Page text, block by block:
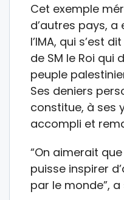
Cet exemple
d’autres pays,
l’IMA, qui s’est
de SM le Roi qui
peuple
Ses deniers
constitue, à ses
accompli et
“On aimerait
puisse inspirer
par le monde”, a